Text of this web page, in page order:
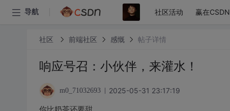
导航 社区活动 赢在CSDN
社区 前端社区 感慨 帖子详情
响应号召：小伙伴，来灌水！
m0_71032693 2025-05-31 23:17:19